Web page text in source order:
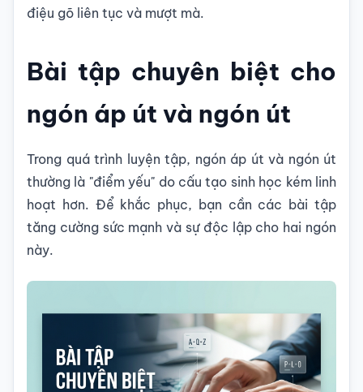
điệu gõ liên tục và mượt mà.
Bài tập chuyên biệt cho
ngón áp út và ngón út
Trong quá trình luyện tập, ngón áp út và ngón út
thường là "điểm yếu" do cấu tạo sinh học kém linh
hoạt hơn. Để khắc phục, bạn cần các bài tập
tăng cường sức mạnh và sự độc lập cho hai ngón
này.